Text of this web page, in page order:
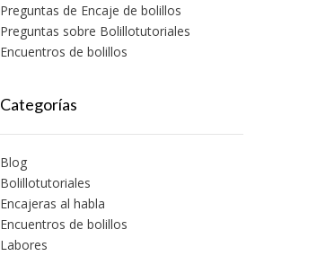
Preguntas de Encaje de bolillos
Preguntas sobre Bolillotutoriales
Encuentros de bolillos
Categorías
Blog
Bolillotutoriales
Encajeras al habla
Encuentros de bolillos
Labores